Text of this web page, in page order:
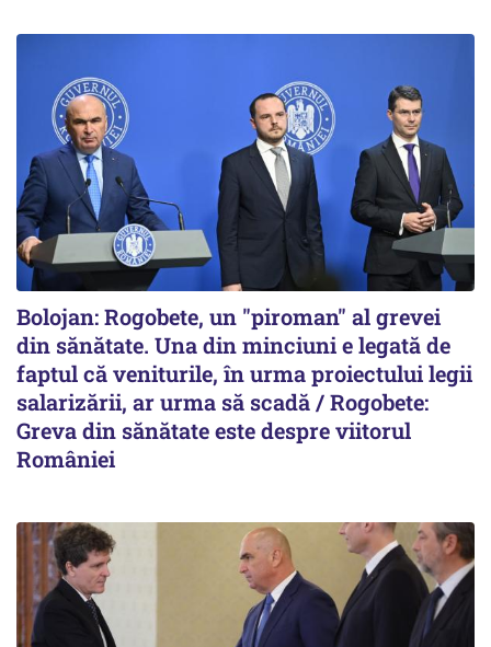
Bolojan: Rogobete, un "piroman" al grevei
din sănătate. Una din minciuni e legată de
faptul că veniturile, în urma proiectului legii
salarizării, ar urma să scadă / Rogobete:
Greva din sănătate este despre viitorul
României